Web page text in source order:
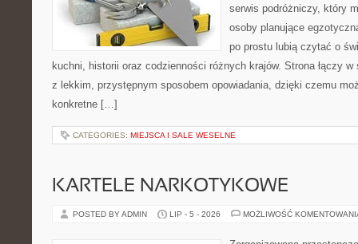
serwis podróżniczy, który
osoby planujące
po prostu lubią czytać o
kuchni, historii oraz codzienności różnych krajów. Strona łączy
z lekkim, przystępnym sposobem opowiadania, dzięki czemu
konkretne […]
CATEGORIES: MIEJSCA I SALE WESELNE
KARTELE NARKOTYKOWE
POSTED BY ADMIN LIP - 5 - 2026 MOŻLIWOŚĆ